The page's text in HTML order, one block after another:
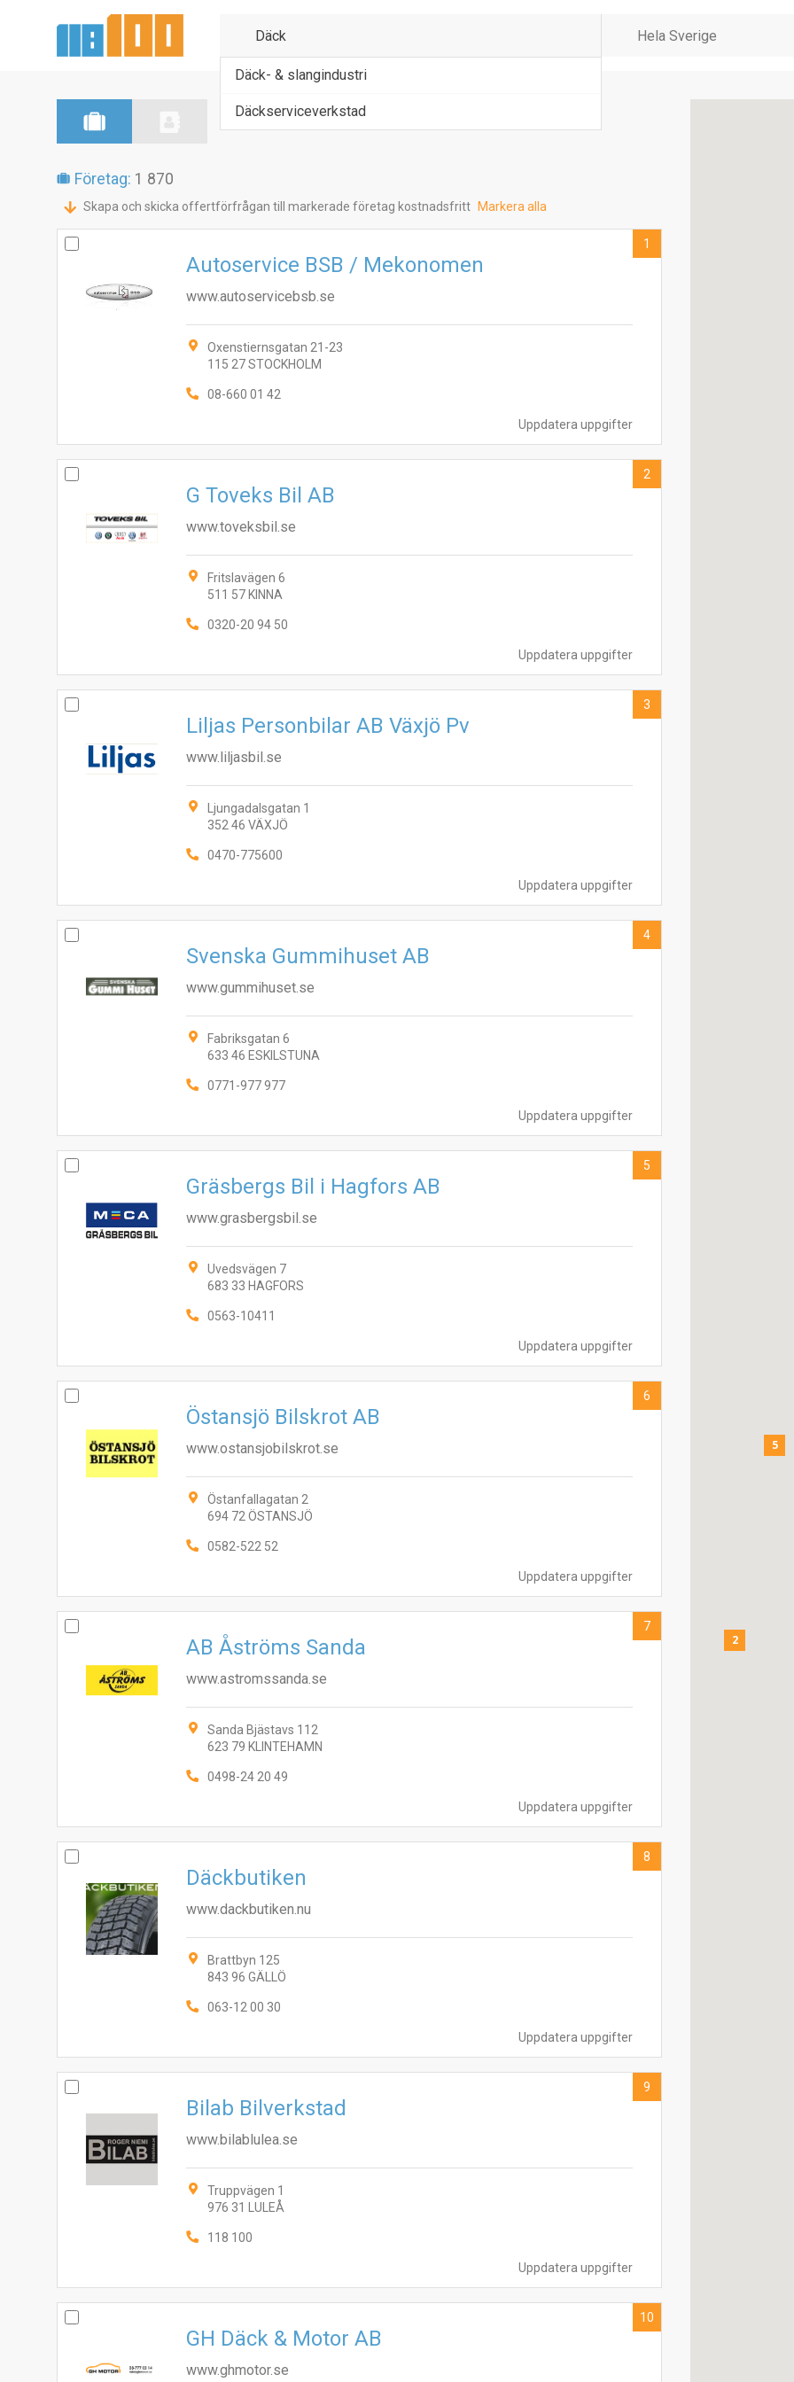
Däck- & slangindustri
Däckserviceverkstad
Företag: 1 870
Skapa och skicka offertförfrågan till markerade företag kostnadsfritt Markera alla
Uppdatera uppgifter
Autoservice BSB / Mekonomen
www.autoservicebsb.se
Oxenstiernsgatan 21-23
115 27 STOCKHOLM
08-660 01 42
1
Uppdatera uppgifter
G Toveks Bil AB
www.toveksbil.se
Fritslavägen 6
511 57 KINNA
0320-20 94 50
2
Uppdatera uppgifter
Liljas Personbilar AB Växjö Pv
www.liljasbil.se
Ljungadalsgatan 1
352 46 VÄXJÖ
0470-775600
3
Uppdatera uppgifter
Svenska Gummihuset AB
www.gummihuset.se
Fabriksgatan 6
633 46 ESKILSTUNA
0771-977 977
4
Uppdatera uppgifter
Gräsbergs Bil i Hagfors AB
www.grasbergsbil.se
Uvedsvägen 7
683 33 HAGFORS
0563-10411
5
Uppdatera uppgifter
Östansjö Bilskrot AB
www.ostansjobilskrot.se
Östanfallagatan 2
694 72 ÖSTANSJÖ
0582-522 52
6
Uppdatera uppgifter
AB Åströms Sanda
www.astromssanda.se
Sanda Bjästavs 112
623 79 KLINTEHAMN
0498-24 20 49
7
Uppdatera uppgifter
Däckbutiken
www.dackbutiken.nu
Brattbyn 125
843 96 GÄLLÖ
063-12 00 30
8
Uppdatera uppgifter
Bilab Bilverkstad
www.bilablulea.se
Truppvägen 1
976 31 LULEÅ
118 100
9
GH Däck & Motor AB
www.ghmotor.se
10
2
5